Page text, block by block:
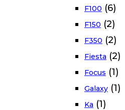
F100 (6)
F150 (2)
F350 (2)
Fiesta (2)
Focus (1)
Galaxy (1)
Ka (1)